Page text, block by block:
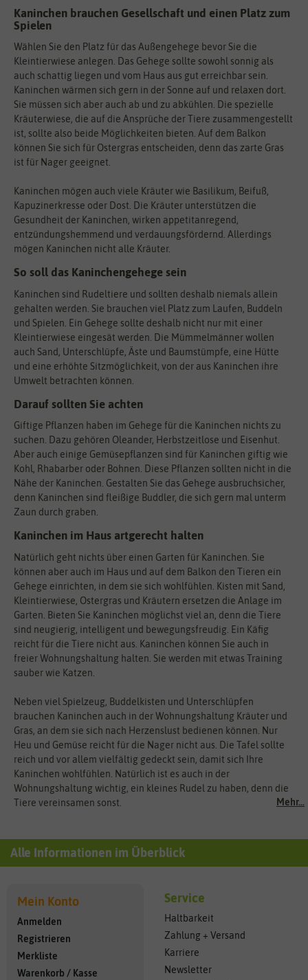
Mehr...
Kaninchen brauchen Gesellschaft und einen Platz zum
Spielen
Wählen Sie den Platz für das Außengehege bevor Sie die
Kleintierwiese anlegen. Das Gehege sollte sowohl sonnig als
auch schattig liegen und vom Haus aus gut erreichbar sein.
Kaninchen wärmen sich gern in der Sonne auf und relaxen dort.
Sie müssen sich aber auch ab und zu abkühlen. Die spezielle
Kräuterwiese, die auf die Ansprüche der Tiere zusammengestellt
ist, sollte also beide Möglichkeiten bieten. Auf dem Balkon
können Sie sich für Ostergras entscheiden, denn das zarte Gras
ist für Nager geeignet.
Kaninchen mögen auch viele Kräuter wie Basilikum, Beifuß,
Kapuzinerkresse oder Dost. Die Kräuter unterstützen die
Gesundheit der Kaninchen, wirken appetitanregend,
entzündungshemmend und verdauungsfördernd. Allerdings
mögen Kaninchen nicht alle Kräuter.
So soll das Kaninchengehege sein
Kaninchen sind Rudeltiere und sollten deshalb niemals allein
gehalten werden. Sie brauchen viel Platz zum Laufen, Buddeln
und Spielen. Ein Gehege sollte deshalb nicht nur mit einer
Kleintierwiese eingesät werden. Die Mümmelmänner wollen
auch Sand, Unterschlüpfe, Äste und Baumstümpfe, eine Hütte
und eine erhöhte Sitzmöglichkeit, von der aus Kaninchen ihre
Umwelt betrachten können.
Darauf sollten Sie achten
Giftige Pflanzen haben im Gehege für die Kaninchen nichts zu
suchen. Dazu gehören Oleander, Herbstzeitlose und Eisenhut.
Aber auch einige Gemüsepflanzen sind für Kaninchen giftig wie
Kohl, Rhabarber oder Bohnen. Diese Pflanzen sollten nicht in die
Nähe der Kaninchen. Gestalten Sie das Gehege ausbruchsicher,
denn Kaninchen sind fleißige Buddler, die sich gern mal unterm
Zaun durch graben.
Kaninchen im Haus artgerecht halten
Natürlich geht nichts über einen Garten für Kaninchen. Sie
können aber auch im Haus und auf dem Balkon den Tieren ein
Gehege einrichten, in dem sie sich wohlfühlen. Kisten mit Sand,
Kleintierwiese, Ostergras und Kräutern ersetzen die Anlage im
Garten. Bieten Sie Kaninchen möglichst viel an, denn die Tiere
sind neugierig, intelligent und bewegungsfreudig. Ein Käfig
reicht für die Tiere nicht aus. Kaninchen können Sie auch in
freier Wohnungshaltung halten. Sie werden mit etwas Training
sauber wie Katzen.
Neben viel Spielzeug, Buddelkisten und Unterschlüpfen
brauchen Kaninchen auch in der Wohnungshaltung Kräuter und
Gras, an dem sie sich nach Herzenslust bedienen können. Nur
Heu und Gemüse reicht für die Nager nicht aus. Die Tafel sollte
reich und vor allem vielfältig gedeckt sein, damit sich Ihre
Kaninchen wohlfühlen. Natürlich ist es auch in der
Wohnungshaltung wichtig, ein kleines Rudel zu haben, denn die
Tiere vereinsamen sonst.
Alle Informationen im Überblick
Mein Konto
Anmelden
Registrieren
Merkliste
Warenkorb / Kasse
Service
Haltbarkeit
Zahlung + Versand
Karriere
Newsletter